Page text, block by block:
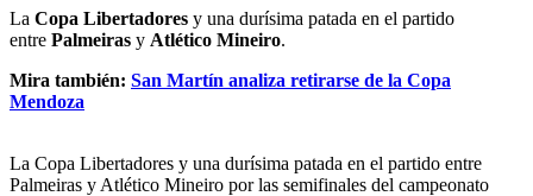
La Copa Libertadores y una durísima patada en el partido
entre Palmeiras y Atlético Mineiro.
Mira también: San Martín analiza retirarse de la Copa
Mendoza
La Copa Libertadores y una durísima patada en el partido entre
Palmeiras y Atlético Mineiro por las semifinales del campeonato